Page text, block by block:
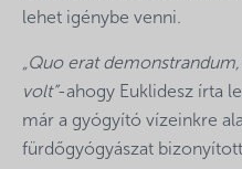
lehet igénybe venni.
„Quo erat
volt”-ahogy Euklidesz írta
már a gyógyító vízeinkre
fürdőgyógyászat